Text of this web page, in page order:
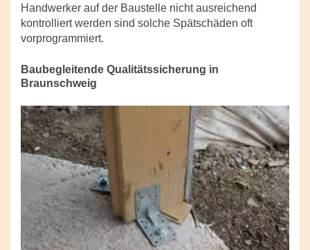
Handwerker auf der Baustelle nicht ausreichend
kontrolliert werden sind solche Spätschäden oft
vorprogrammiert.
Baubegleitende Qualitätssicherung in
Braunschweig